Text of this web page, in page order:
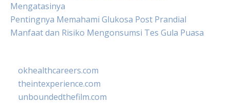
Mengatasinya
Pentingnya Memahami Glukosa Post Prandial
Manfaat dan Risiko Mengonsumsi Tes Gula Puasa
okhealthcareers.com
theintexperience.com
unboundedthefilm.com